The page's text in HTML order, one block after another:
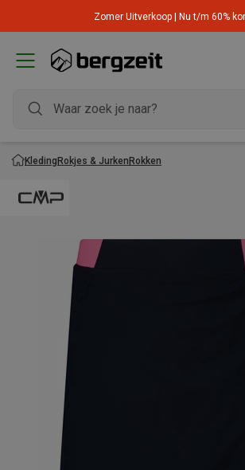
Zomer Uitverkoop | Nu t/m 60%
KledingRokjes & JurkenRokken